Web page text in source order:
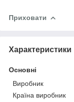
Приховати
Характеристики
Основні
Виробник
Країна виробник